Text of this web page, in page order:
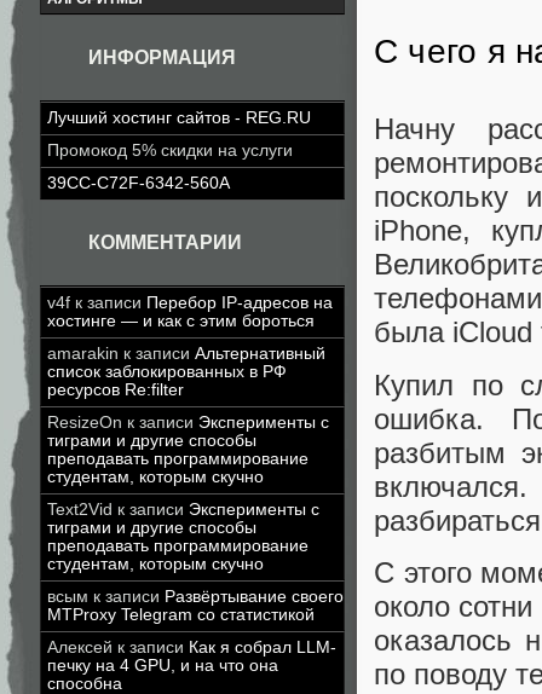
ИНФОРМАЦИЯ
Лучший хостинг сайтов - REG.RU
Промокод 5% скидки на услуги
39CC-C72F-6342-560A
КОММЕНТАРИИ
v4f к записи Перебор IP-адресов на
хостинге — и как с этим бороться
amarakin к записи Альтернативный
список заблокированных в РФ
ресурсов Re:filter
ResizeOn к записи Эксперименты с
тиграми и другие способы
преподавать программирование
студентам, которым скучно
Text2Vid к записи Эксперименты с
тиграми и другие способы
преподавать программирование
студентам, которым скучно
всым к записи Развёртывание своего
MTProxy Telegram со статистикой
Алексей к записи Как я собрал LLM-
печку на 4 GPU, и на что она
способна
С чего я
Начну
поскольку
iPhone,
была iCloud
Купил по
ошибка.
разбитым
С этого
около
оказалось
по поводу